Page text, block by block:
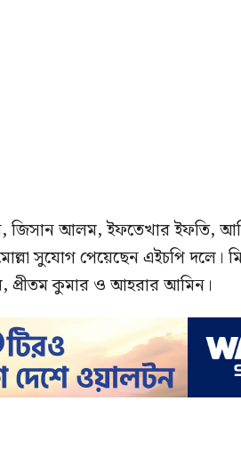
জিসান আলম, ইফতেখার ইফতি,
সুযোগ পেয়েছেন এইচপি দলে।
প্রীতম কুমার ও আহরার আমিন।